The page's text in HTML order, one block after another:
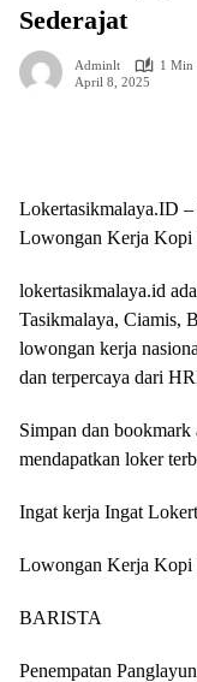
Sederajat
Adminlt
1 Min
April 8, 2025
Lokertasikmalaya.ID
Lowongan Kerja
lokertasikmalaya.id
Tasikmalaya, Ciamis,
lowongan kerja
dan terpercaya dari
Simpan dan
mendapatkan loker
Ingat kerja Ingat
Lowongan Kerja
BARISTA
Penempatan